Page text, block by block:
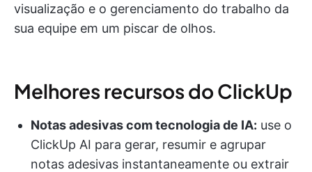
visualização e o gerenciamento do trabalho da
sua equipe em um piscar de olhos.
Melhores recursos do ClickUp
Notas adesivas com tecnologia de IA: use o
ClickUp AI para gerar, resumir e agrupar
notas adesivas instantaneamente ou extrair